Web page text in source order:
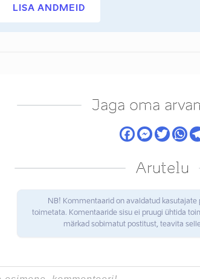
LISA ANDMEID
Jaga oma
Arutelu
NB! Kommentaarid on avaldatud kasutajate
toimetata. Komentaaride sisu ei pruugi ühtida
märkad sobimatut postitust, teavita